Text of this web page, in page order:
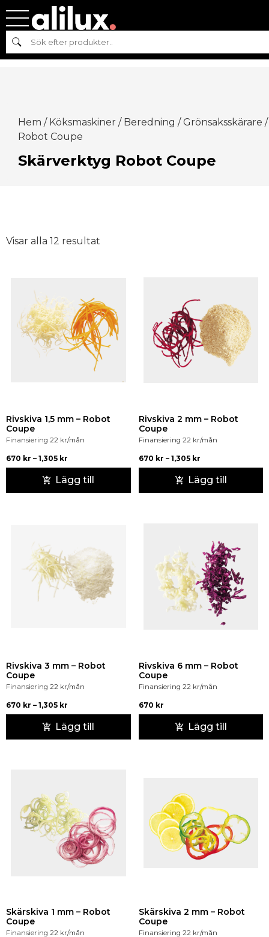
Sök
Hem / Köksmaskiner / Beredning /Grönsaksskärare
Robot Coupe
Skärverktyg Robot Coupe
Visar alla 12 resultat
Rivskiva 1,5 mm – Robot
Coupe
Finansiering 22 kr/mån
670 kr – 1,305 kr
Lägg till
Rivskiva 2 mm – Robot
Coupe
Finansiering 22 kr/mån
670 kr – 1,305 kr
Lägg till
Rivskiva 3 mm – Robot
Coupe
Finansiering 22 kr/mån
670 kr – 1,305 kr
Lägg till
Rivskiva 6 mm – Robot
Coupe
Finansiering 22 kr/mån
670 kr
Lägg till
Skärskiva 1 mm – Robot
Coupe
Finansiering 22 kr/mån
Skärskiva 2 mm – Robot
Coupe
Finansiering 22 kr/mån